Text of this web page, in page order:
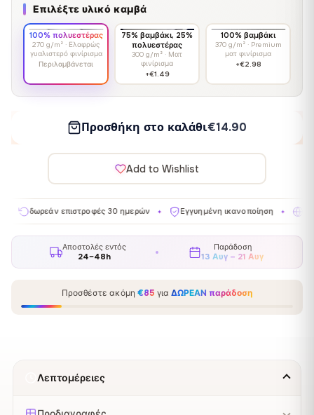
Επιλέξτε υλικό καμβά
100% πολυεστέρας
270 g/m² · Ελαφρώς
γυαλιστερό φινίρισμα
Περιλαμβάνεται
75% βαμβάκι, 25%
πολυεστέρας
300 g/m² · Ματ
φινίρισμα
+€1.49
100% βαμβάκι
370 g/m² · Premium
ματ φινίρισμα
+€2.98
Προσθήκη στο καλάθι€14.90
Add to Wishlist
επιστροφές 30 ημερών ✦ Εγγυημένη ικανοποίηση ✦
Αποστολές εντός
24–48h
Παράδοση
13 Αυγ – 21 Αυγ
Προσθέστε ακόμη €85 για ΔΩΡΕΑΝ παράδοση
Λεπτομέρειες